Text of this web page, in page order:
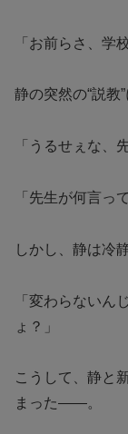
「お前らさ、学
静の突然の“説教
「うるせぇな、
「先生が何言っ
しかし、静は冷
「変わらないん
ょ？」
こうして、静と
まった——。